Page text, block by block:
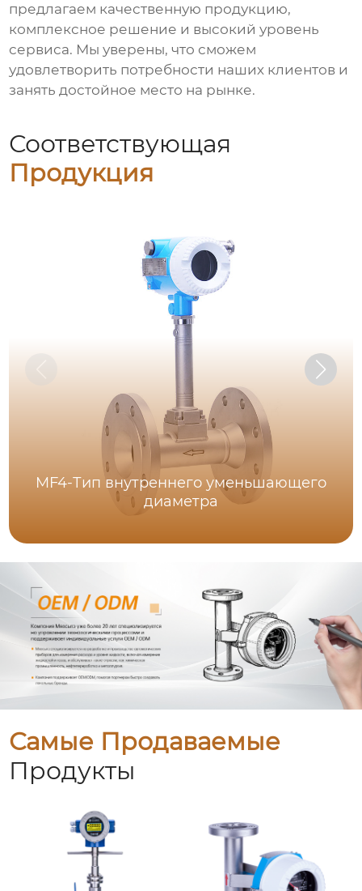
предлагаем качественную продукцию,
комплексное решение и высокий уровень
сервиса. Мы уверены, что сможем
удовлетворить потребности наших клиентов и
занять достойное место на рынке.
Соответствующая
Продукция
MF4-Тип внутреннего уменьшающего
диаметра
Самые Продаваемые
Продукты